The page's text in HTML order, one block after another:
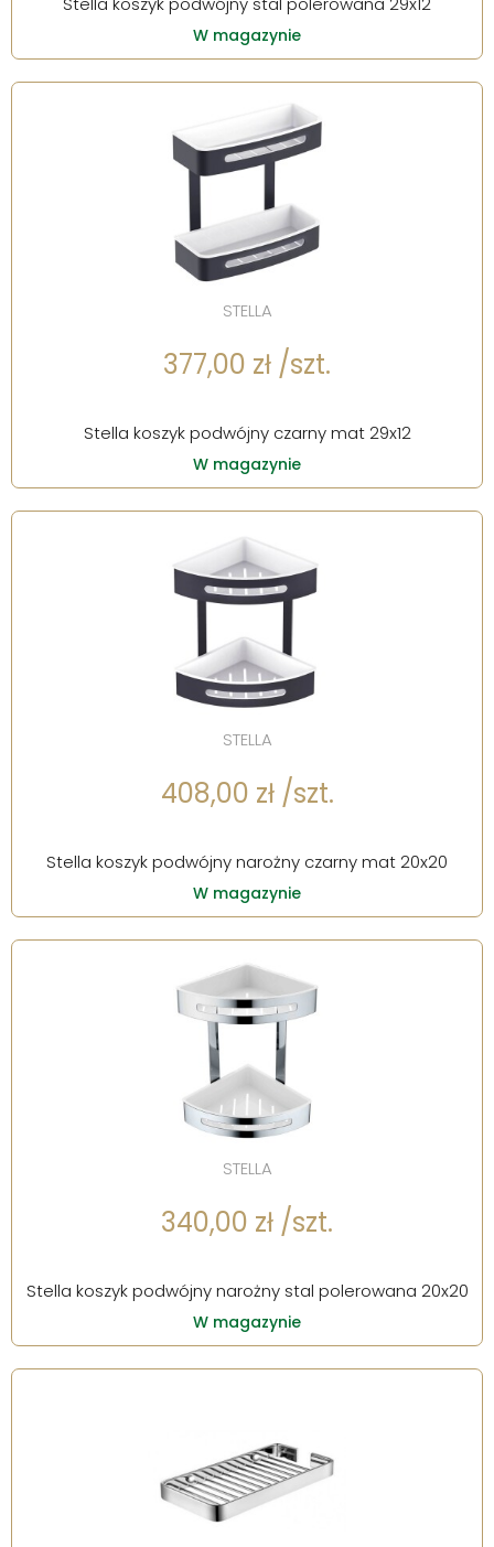
W magazynie
STELLA
377,00 zł /szt.
Stella koszyk podwójny czarny mat 29x12
W magazynie
STELLA
408,00 zł /szt.
Stella koszyk podwójny narożny czarny mat 20x20
W magazynie
STELLA
340,00 zł /szt.
Stella koszyk podwójny narożny stal polerowana 20x20
W magazynie